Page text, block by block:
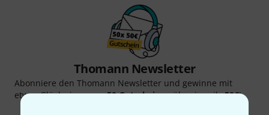
Thomann Newsletter
Abonniere den Thomann Newsletter und gewinne mit
etwas Glück einen von50 Gutscheinenüber jeweils50€!